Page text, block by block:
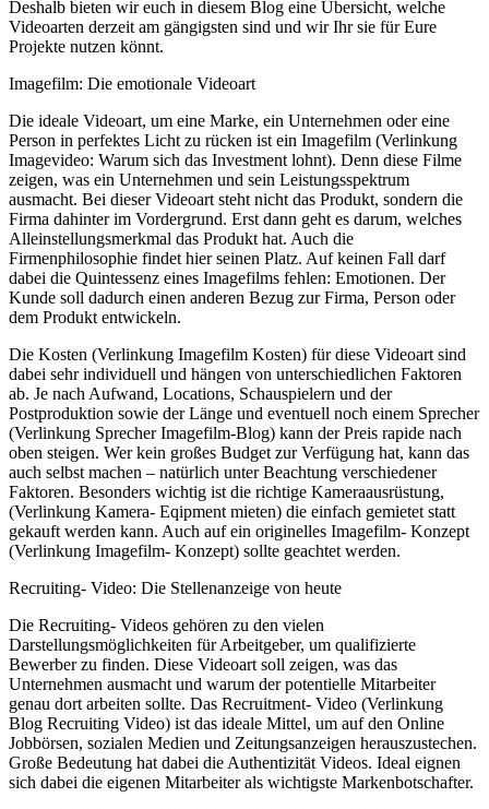
Deshalb bieten wir euch in diesem Blog eine Übersicht, welche
Videoarten derzeit am gängigsten sind und wir Ihr sie für Eure
Projekte nutzen könnt.
Imagefilm: Die emotionale Videoart
Die ideale Videoart, um eine Marke, ein Unternehmen oder eine
Person in perfektes Licht zu rücken ist ein Imagefilm (Verlinkung
Imagevideo: Warum sich das Investment lohnt). Denn diese Filme
zeigen, was ein Unternehmen und sein Leistungsspektrum
ausmacht. Bei dieser Videoart steht nicht das Produkt, sondern die
Firma dahinter im Vordergrund. Erst dann geht es darum, welches
Alleinstellungsmerkmal das Produkt hat. Auch die
Firmenphilosophie findet hier seinen Platz. Auf keinen Fall darf
dabei die Quintessenz eines Imagefilms fehlen: Emotionen. Der
Kunde soll dadurch einen anderen Bezug zur Firma, Person oder
dem Produkt entwickeln.
Die Kosten (Verlinkung Imagefilm Kosten) für diese Videoart sind
dabei sehr individuell und hängen von unterschiedlichen Faktoren
ab. Je nach Aufwand, Locations, Schauspielern und der
Postproduktion sowie der Länge und eventuell noch einem Sprecher
(Verlinkung Sprecher Imagefilm-Blog) kann der Preis rapide nach
oben steigen. Wer kein großes Budget zur Verfügung hat, kann das
auch selbst machen – natürlich unter Beachtung verschiedener
Faktoren. Besonders wichtig ist die richtige Kameraausrüstung,
(Verlinkung Kamera- Eqipment mieten) die einfach gemietet statt
gekauft werden kann. Auch auf ein originelles Imagefilm- Konzept
(Verlinkung Imagefilm- Konzept) sollte geachtet werden.
Recruiting- Video: Die Stellenanzeige von heute
Die Recruiting- Videos gehören zu den vielen
Darstellungsmöglichkeiten für Arbeitgeber, um qualifizierte
Bewerber zu finden. Diese Videoart soll zeigen, was das
Unternehmen ausmacht und warum der potentielle Mitarbeiter
genau dort arbeiten sollte. Das Recruitment- Video (Verlinkung
Blog Recruiting Video) ist das ideale Mittel, um auf den Online
Jobbörsen, sozialen Medien und Zeitungsanzeigen herauszustechen.
Große Bedeutung hat dabei die Authentizität Videos. Ideal eignen
sich dabei die eigenen Mitarbeiter als wichtigste Markenbotschafter.